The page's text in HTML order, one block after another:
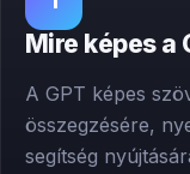
Mire képes a
A GPT képes
összegzésére,
segítség